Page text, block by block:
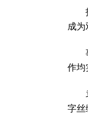
成为
作均
字丝